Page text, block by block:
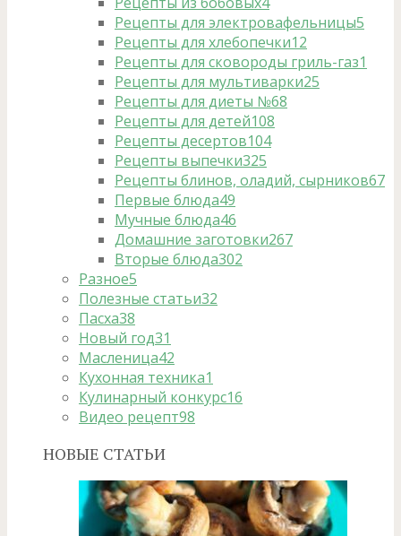
Рецепты для электровафельницы5
Рецепты для хлебопечки12
Рецепты для сковороды гриль-газ1
Рецепты для мультиварки25
Рецепты для диеты №68
Рецепты для детей108
Рецепты десертов104
Рецепты выпечки325
Рецепты блинов, оладий, сырников67
Первые блюда49
Мучные блюда46
Домашние заготовки267
Вторые блюда302
Разное5
Полезные статьи32
Пасха38
Новый год31
Масленица42
Кухонная техника1
Кулинарный конкурс16
Видео рецепт98
НОВЫЕ СТАТЬИ